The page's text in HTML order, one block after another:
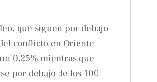
que siguen por debajo
conflicto en Oriente
0,25% mientras que
por debajo de los 100